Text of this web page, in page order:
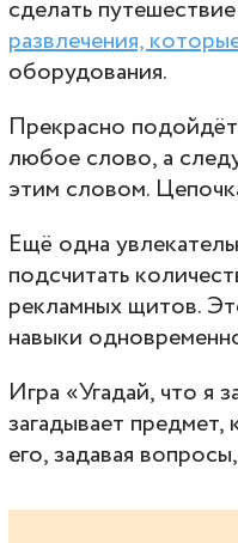
сделать
развлечения,
оборудования.
Прекрасно
любое слово, а
этим словом.
Ещё одна
подсчитать
рекламных щитов.
навыки
Игра «Угадай, что я
загадывает
его, задавая